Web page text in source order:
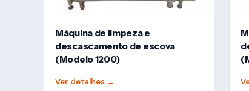
Máquina de limpeza e
descascamento de escova
(Modelo 1200)
Ver detalhes →